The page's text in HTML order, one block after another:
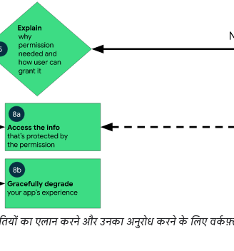
का एलान करने और उनका अनुरोध करने के लिए